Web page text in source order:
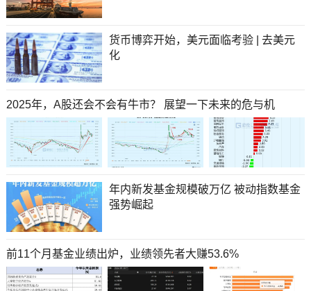
货币博弈开始，美元面临考验 | 去美元
化
2025年，A股还会不会有牛市？ 展望一下未来的危与机
年内新发基金规模破万亿 被动指数基金
强势崛起
前11个月基金业绩出炉，业绩领先者大赚53.6%